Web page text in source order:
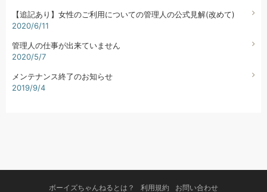
【追記あり】女性のご利用についての管理人の公式見解(改めて)
2020/6/11
管理人の仕事が出来ていません
2020/5/7
メンテナンス終了のお知らせ
2019/9/4
ボーイズちゃんねるとは？ 利用規約 お問い合わせ